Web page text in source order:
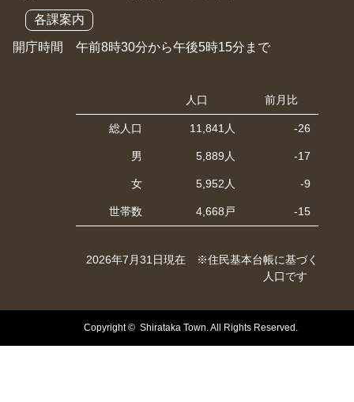
各課案内
開庁時間 午前8時30分から午後5時15分まで
人口 前月比
総人口 11,841人 -26
男 5,889人 -17
女 5,952人 -9
世帯数 4,668戸 -15
2026年7月31日現在 ※住民基本台帳に基づく
人口です
Copyright © Shirataka Town. All Rights Reserved.